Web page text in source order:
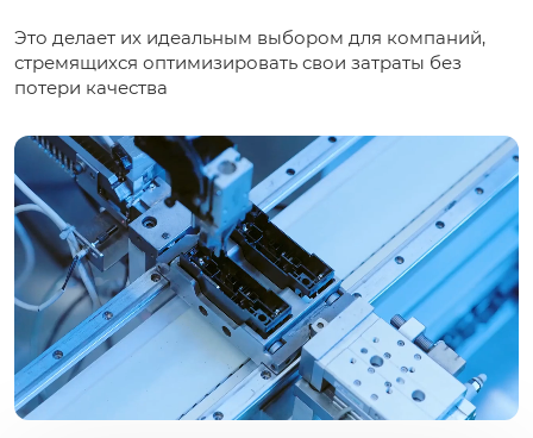
Это делает их идеальным выбором для компаний,
стремящихся оптимизировать свои затраты без
потери качества